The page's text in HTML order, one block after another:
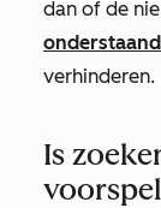
dan of de
verhinderen.
Is